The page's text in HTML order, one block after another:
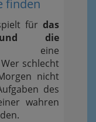
finden
für das
und die
eine
schlecht
nicht
des
wahren